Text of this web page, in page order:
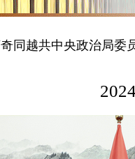
同越共中央政治局委